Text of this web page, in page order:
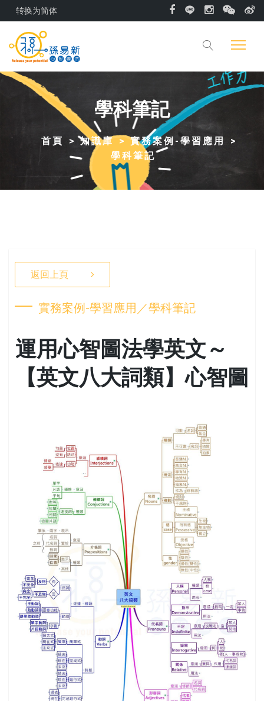
转换为简体
學科筆記
首頁 知識庫
實務案例-學習應用
學科筆記
返回上頁
實務案例-學習應用／學科筆記
運用心智圖法學英文～
【英文八大詞類】心智圖